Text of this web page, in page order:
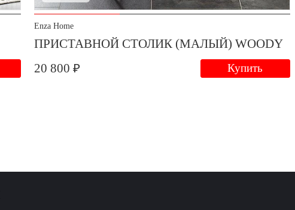
Enza Home
ПРИСТАВНОЙ СТОЛИК (МАЛЫЙ) WOODY
20 800 ₽
Купить